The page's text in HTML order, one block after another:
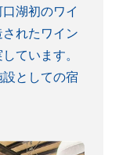
湖初のワイ
れたワイン
ています。
としての宿